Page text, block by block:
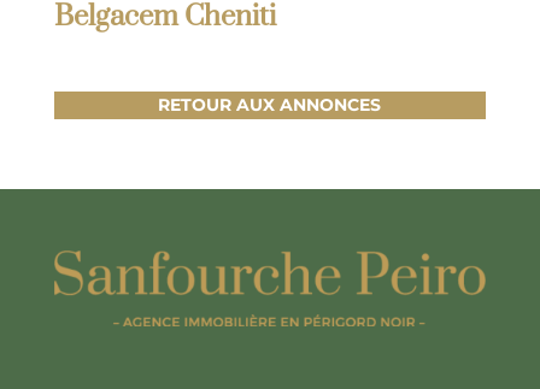
Belgacem Cheniti
RETOUR AUX ANNONCES